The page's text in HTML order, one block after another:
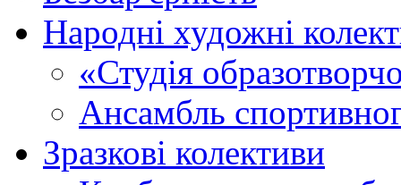
Народні художні
«Студія
Ансамбль
Зразкові колективи